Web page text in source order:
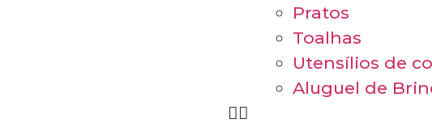
Pratos
Toalhas
Utensílios de
Aluguel de